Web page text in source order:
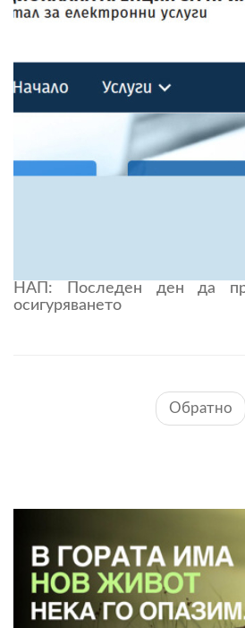
НАП: Последен ден да
осигуряването
Обратно